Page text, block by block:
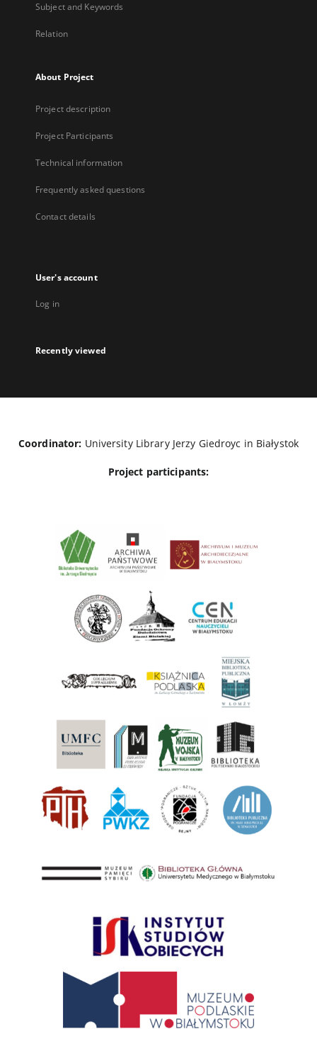
Subject and Keywords
Relation
About Project
Project description
Project Participants
Technical information
Frequently asked questions
Contact details
User's account
Log in
Recently viewed
Coordinator: University Library Jerzy Giedroyc in Białystok
Project participants: